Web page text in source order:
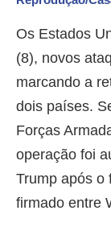
Os Estados
(8), novos
marcando a
dois países.
Forças
operação foi
Trump após o
firmado entre